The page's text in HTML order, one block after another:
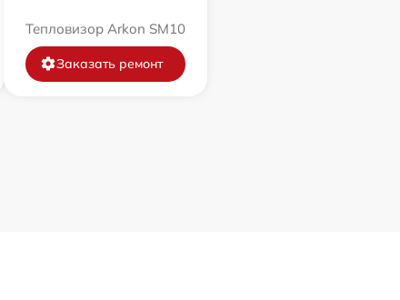
Тепловизор Arkon SM10
Заказать ремонт